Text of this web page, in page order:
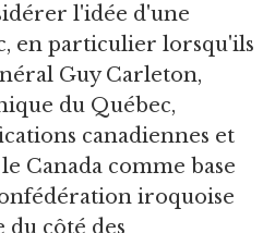
l'idée d'une
en particulier lorsqu'ils
Guy Carleton,
du Québec,
canadiennes et
Canada comme base
iroquoise
du côté des